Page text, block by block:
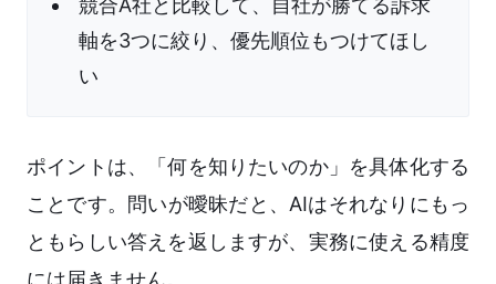
競合A社と比較して、自社が勝てる訴求
軸を3つに絞り、優先順位もつけてほし
い
ポイントは、「何を知りたいのか」を具体化する
ことです。問いが曖昧だと、AIはそれなりにもっ
ともらしい答えを返しますが、実務に使える精度